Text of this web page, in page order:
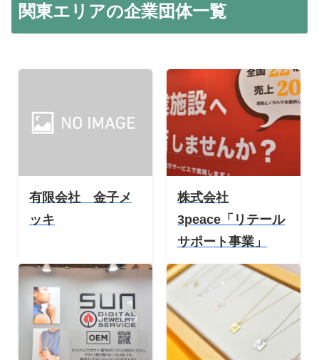
関東エリアの企業団体一覧
有限会社 金子メ
ッキ
株式会社
3peace「リテール
サポート事業」